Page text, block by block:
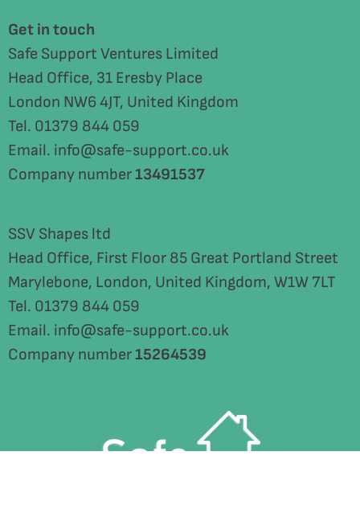
Get in touch
Safe Support Ventures Limited
Head Office, 31 Eresby Place
London NW6 4JT, United Kingdom
Tel. 01379 844 059
Email. info@safe-support.co.uk
Company number13491537
SSV Shapes ltd
Head Office, First Floor 85 Great Portland Street
Marylebone, London, United Kingdom, W1W 7LT
Tel. 01379 844 059
Email. info@safe-support.co.uk
Company number15264539